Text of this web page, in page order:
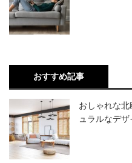
おすすめ記事
おしゃれな
ュラルなデ